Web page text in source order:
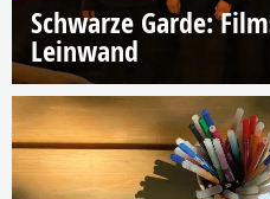
Schwarze Garde:
Leinwand